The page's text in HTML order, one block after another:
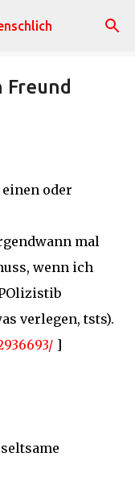
Freund
oder
mal
wenn ich
verlegen, tsts).
]